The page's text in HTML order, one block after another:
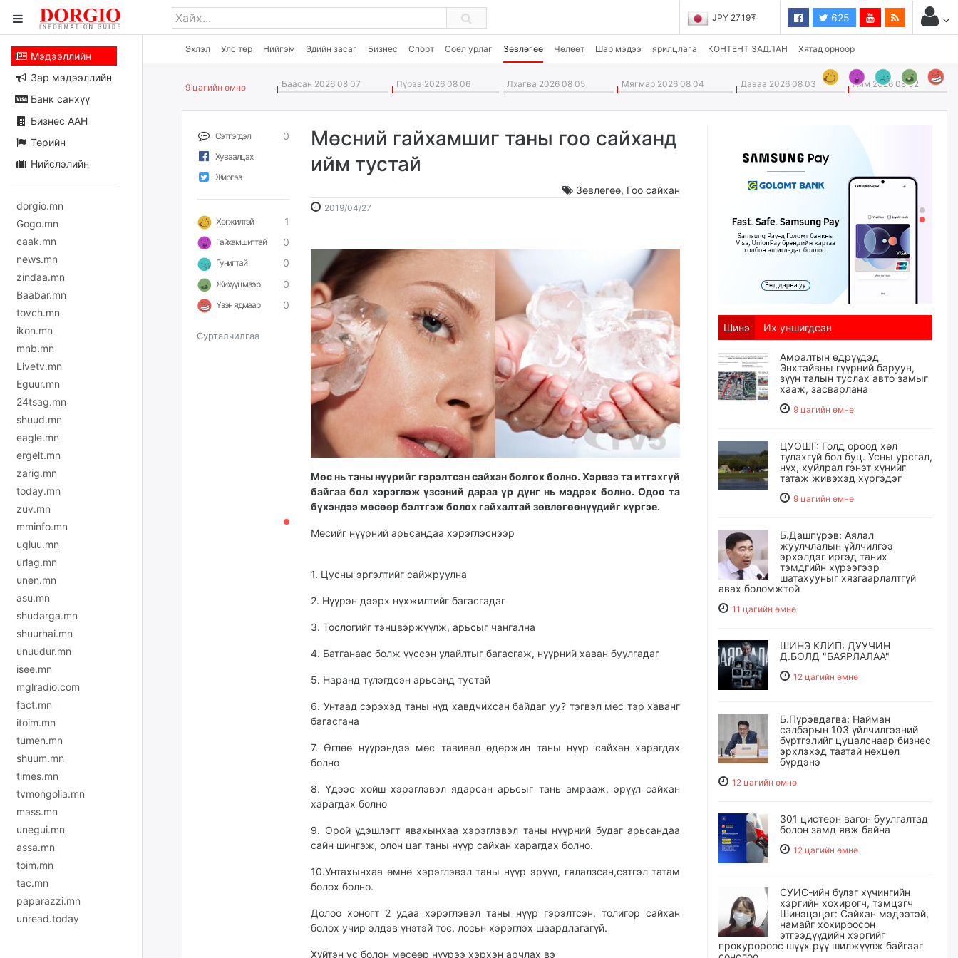
JPY 27.19₮ 625
Эхлэл Улс төр Нийгэм Эдийн засаг Бизнес Спорт Соёл урлаг Зөвлөгөө Чөлөөт Шар мэдээ ярилцлага КОНТЕНТ ЗАДЛАН Хятад орноор
Мэдээллийн
Зар мэдээллийн
Банк санхүү
Бизнес ААН
Төрийн
Нийслэлийн
dorgio.mn
Gogo.mn
caak.mn
news.mn
zindaa.mn
Baabar.mn
tovch.mn
ikon.mn
mnb.mn
Livetv.mn
Eguur.mn
24tsag.mn
shuud.mn
eagle.mn
ergelt.mn
zarig.mn
today.mn
zuv.mn
mminfo.mn
ugluu.mn
urlag.mn
unen.mn
asu.mn
shudarga.mn
shuurhai.mn
unuudur.mn
isee.mn
mglradio.com
fact.mn
itoim.mn
tumen.mn
shuum.mn
times.mn
tvmongolia.mn
mass.mn
unegui.mn
assa.mn
toim.mn
tac.mn
paparazzi.mn
unread.today
9 цагийн өмнө Баасан 2026 08 07 Пүрэв 2026 08 06 Лхагва 2026 08 05 Мягмар 2026 08 04 Даваа 2026 08 03 Ням 2026 08 02
Сэтгэгдэл 0
Хуваалцах
Жиргээ
Хөгжилтэй 1
Гайхамшигтай 0
Гунигтай 0
Жихүүцмээр 0
Үзэн ядмаар 0
Сурталчилгаа
Мөсний гайхамшиг таны гоо сайханд
ийм тустай
Зөвлөгөө, Гоо сайхан
2019/04/27
13:03:07
01:10:32
Мөс нь таны нүүрийг гэрэлтсэн сайхан болгох болно. Хэрвээ та итгэхгүй
байгаа бол хэрэглэж үзсэний дараа үр дүнг нь мэдрэх болно. Одоо та
бүхэндээ мөсөөр бэлтгэж болох гайхалтай зөвлөгөөнүүдийг хүргэе.
Мөсийг нүүрний арьсандаа хэрэглэснээр
1. Цусны эргэлтийг сайжруулна
2. Нүүрэн дээрх нүхжилтийг багасгадаг
3. Тослогийг тэнцвэржүүлж, арьсыг чангална
4. Батганаас болж үүссэн улайлтыг багасгаж, нүүрний хаван буулгадаг
5. Наранд түлэгдсэн арьсанд тустай
6. Унтаад сэрэхэд таны нүд хавдчихсан байдаг уу? тэгвэл мөс тэр хаванг
багасгана
7. Өглөө нүүрэндээ мөс тавивал өдөржин таны нүүр сайхан харагдах
болно
8. Үдээс хойш хэрэглэвэл ядарсан арьсыг тань амрааж, эрүүл сайхан
харагдах болно
9. Орой үдэшлэгт явахынхаа хэрэглэвэл таны нүүрний будаг арьсандаа
сайн шингэж, олон цаг таны нүүр сайхан харагдах болно.
10.Унтахынхаа өмнө хэрэглэвэл таны нүүр эрүүл, гялалзсан,сэтгэл татам
болох болно.
Долоо хоногт 2 удаа хэрэглэвэл таны нүүр гэрэлтсэн, толигор сайхан
болох учир элдэв үнэтэй тос, лосьн хэрэглэх шаардлагагүй.
Хүйтэн ус болон мөсөөр нүүрээ хэрхэн арчлах вэ
Шинэ Их уншигдсан
Амралтын өдрүүдэд
Энхтайвны гүүрний баруун,
зүүн талын туслах авто замыг
хааж, засварлана
9 цагийн өмнө
ЦУОШГ: Голд ороод хөл
тулахгүй бол буц. Усны урсгал,
нүх, хуйлрал гэнэт хүнийг
татаж живэхэд хүргэдэг
9 цагийн өмнө
Б.Дашпүрэв: Аялал
жуулчлалын үйлчилгээ
эрхэлдэг иргэд таних
тэмдгийн хүрээгээр
шатахууныг хязгаарлалтгүй
авах боломжтой
11 цагийн өмнө
ШИНЭ КЛИП: ДУУЧИН
Д.БОЛД "БАЯРЛАЛАА"
12 цагийн өмнө
Б.Пүрэвдагва: Найман
салбарын 103 үйлчилгээний
бүртгэлийг цуцалснаар бизнес
эрхлэхэд таатай нөхцөл
бүрдэнэ
12 цагийн өмнө
301 цистерн вагон буулгалтад
болон замд явж байна
12 цагийн өмнө
СУИС-ийн бүлэг хүчингийн
хэргийн хохирогч, тэмцэгч
Шинэцэцэг: Сайхан мэдээтэй,
намайг хохироосон
этгээдүүдийн хэргийг
прокуророос шүүх рүү шилжүүлж байгааг